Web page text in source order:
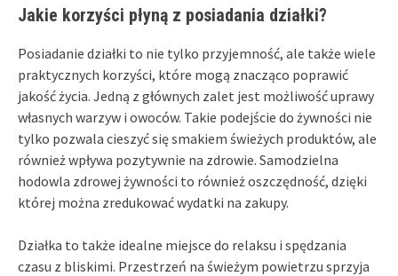
Jakie korzyści płyną z posiadania działki?
Posiadanie działki to nie tylko przyjemność, ale także wiele
praktycznych korzyści, które mogą znacząco poprawić
jakość życia. Jedną z głównych zalet jest możliwość uprawy
własnych warzyw i owoców. Takie podejście do żywności nie
tylko pozwala cieszyć się smakiem świeżych produktów, ale
również wpływa pozytywnie na zdrowie. Samodzielna
hodowla zdrowej żywności to również oszczędność, dzięki
której można zredukować wydatki na zakupy.
Działka to także idealne miejsce do relaksu i spędzania
czasu z bliskimi. Przestrzeń na świeżym powietrzu sprzyja